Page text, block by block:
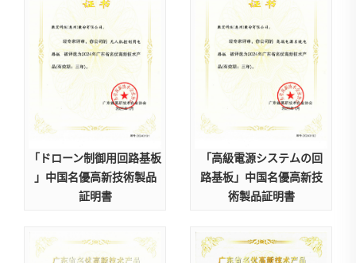
「ドローン制御用回路基板
」中国名優高新技術製品
証明書
「高級電源システムの回
路基板」中国名優高新技
術製品証明書